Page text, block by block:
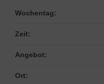
Wochentag:
Zeit:
Angebot:
Ort: